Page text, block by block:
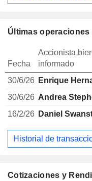
Cotizaciones y
Últimas
Fecha
Accionista
informado
30/6/26 Enrique
30/6/26 Andrea
16/2/26 Daniel
Historial de